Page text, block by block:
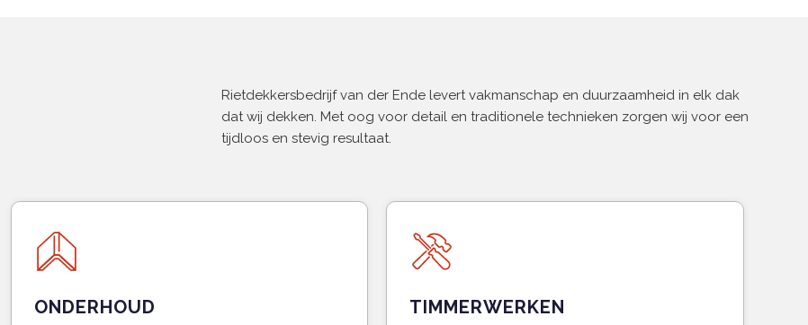
Rietdekkersbedrijf van der Ende levert vakmanschap en duurzaamheid in elk dak
dat wij dekken. Met oog voor detail en traditionele technieken zorgen wij voor een
tijdloos en stevig resultaat.
ONDERHOUD TIMMERWERKEN